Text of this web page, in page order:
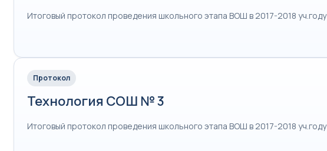
Итоговый протокол проведения школьного этапа ВОШ в 2017-2018 уч.году
Протокол
Технология СОШ № 3
Итоговый протокол проведения школьного этапа ВОШ в 2017-2018 уч.году